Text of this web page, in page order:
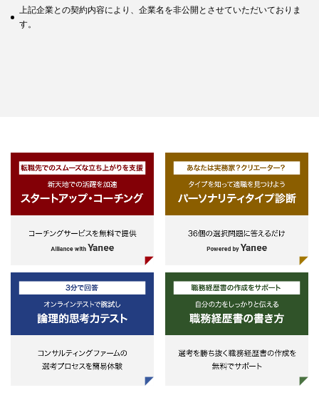
上記企業との契約内容により、企業名を非公開とさせていただいておりま
す。